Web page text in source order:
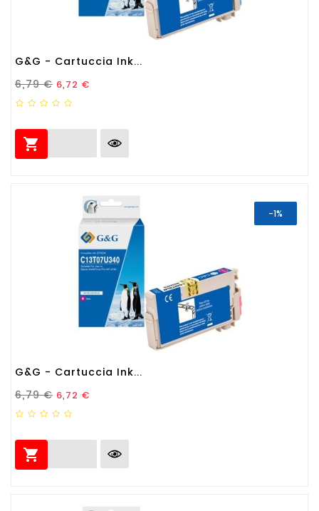
G&G - Cartuccia Ink...
Prezzo Standard
6,79 € Prezzo
6,72 €

-1%
G&G - Cartuccia Ink...
Prezzo Standard
6,79 € Prezzo
6,72 €
